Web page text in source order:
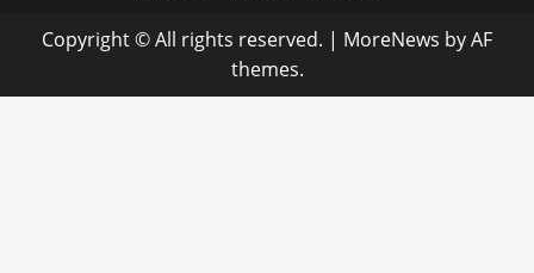
Copyright © All rights reserved. | MoreNews by AF
themes.